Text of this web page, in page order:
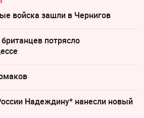
войска зашли в Чернигов
потрясло
Надеждину* нанесли новый